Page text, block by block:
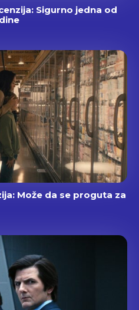
Sigurno jedna od
Može da se proguta za